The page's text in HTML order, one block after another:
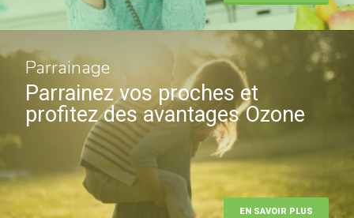
Parrainage
Parrainez vos proches et
profitez des avantages Ozone
EN SAVOIR PLUS